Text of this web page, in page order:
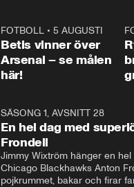
FOTBOLL• 5 AUGUSTI
Betis vinner över
Arsenal – se målen
här!
Plus
SÄSONG 1, AVSNITT 28
En hel dag med
Frondell
Jimmy Wixtröm hänger en
Chicago Blackhawks Anton
pojkrummet, bakar och firar